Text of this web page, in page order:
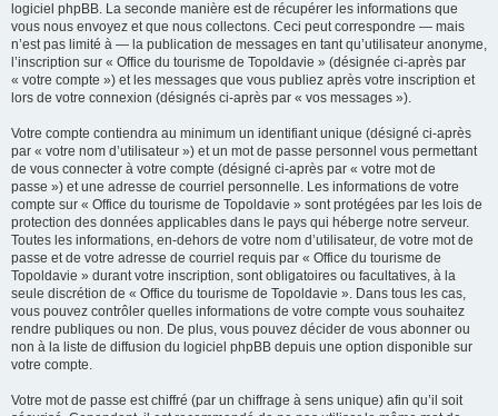
logiciel phpBB. La seconde manière est de récupérer les informations que
vous nous envoyez et que nous collectons. Ceci peut correspondre — mais
n’est pas limité à — la publication de messages en tant qu’utilisateur anonyme,
l’inscription sur « Office du tourisme de Topoldavie » (désignée ci-après par
« votre compte ») et les messages que vous publiez après votre inscription et
lors de votre connexion (désignés ci-après par « vos messages »).
Votre compte contiendra au minimum un identifiant unique (désigné ci-après
par « votre nom d’utilisateur ») et un mot de passe personnel vous permettant
de vous connecter à votre compte (désigné ci-après par « votre mot de
passe ») et une adresse de courriel personnelle. Les informations de votre
compte sur « Office du tourisme de Topoldavie » sont protégées par les lois de
protection des données applicables dans le pays qui héberge notre serveur.
Toutes les informations, en-dehors de votre nom d’utilisateur, de votre mot de
passe et de votre adresse de courriel requis par « Office du tourisme de
Topoldavie » durant votre inscription, sont obligatoires ou facultatives, à la
seule discrétion de « Office du tourisme de Topoldavie ». Dans tous les cas,
vous pouvez contrôler quelles informations de votre compte vous souhaitez
rendre publiques ou non. De plus, vous pouvez décider de vous abonner ou
non à la liste de diffusion du logiciel phpBB depuis une option disponible sur
votre compte.
Votre mot de passe est chiffré (par un chiffrage à sens unique) afin qu’il soit